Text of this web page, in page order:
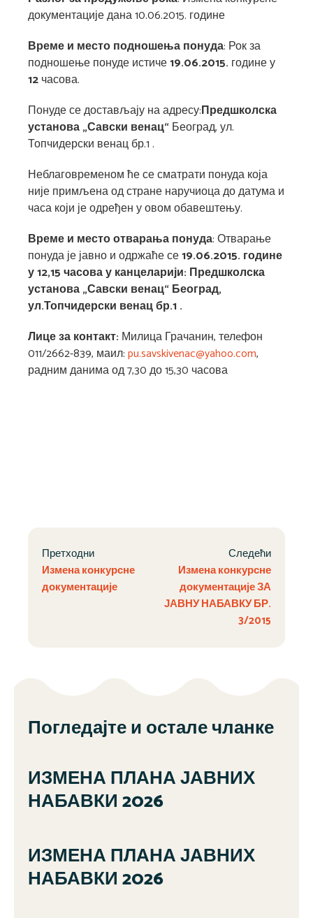
документације дана 10.06.2015. године
Време и место подношења понуда: Рок за
подношење понуде истиче19.06.2015. године у
12часова.
Понуде се достављају на адресу:Предшколска
установа „Савски венац“Београд, ул.
Топчидерски венац бр.1 .
Неблаговременом ће се сматрати понуда која
није примљена од стране наручиоца до датума и
часа који је одређен у овом обавештењу.
Време и место отварања понуда: Отварање
понуда је јавно и одржаће се19.06.2015. године
у 12,15 часова у канцеларији: Предшколска
установа „Савски венац“ Београд,
ул.Топчидерски венац бр.1 .
Лице за контакт: Милица Грачанин, телeфон
011/2662-839, маил:pu.savskivenac@yahoo.com,
радним данима од 7,30 до 15,30 часова
Претходни
Измена конкурсне
документације
Следећи
Измена конкурсне
документације ЗА
ЈАВНУ НАБАВКУ БР.
3/2015
Погледајте и остале чланке
ИЗМЕНА ПЛАНА ЈАВНИХ
НАБАВКИ 2026
ИЗМЕНА ПЛАНА ЈАВНИХ
НАБАВКИ 2026